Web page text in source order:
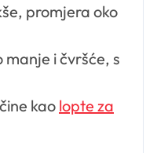
promjera oko
i čvršće, s
kao lopte za